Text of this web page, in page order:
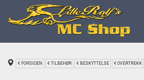
FORSIDEN TILBEHØR BESKYTTELSE OVERTREKK